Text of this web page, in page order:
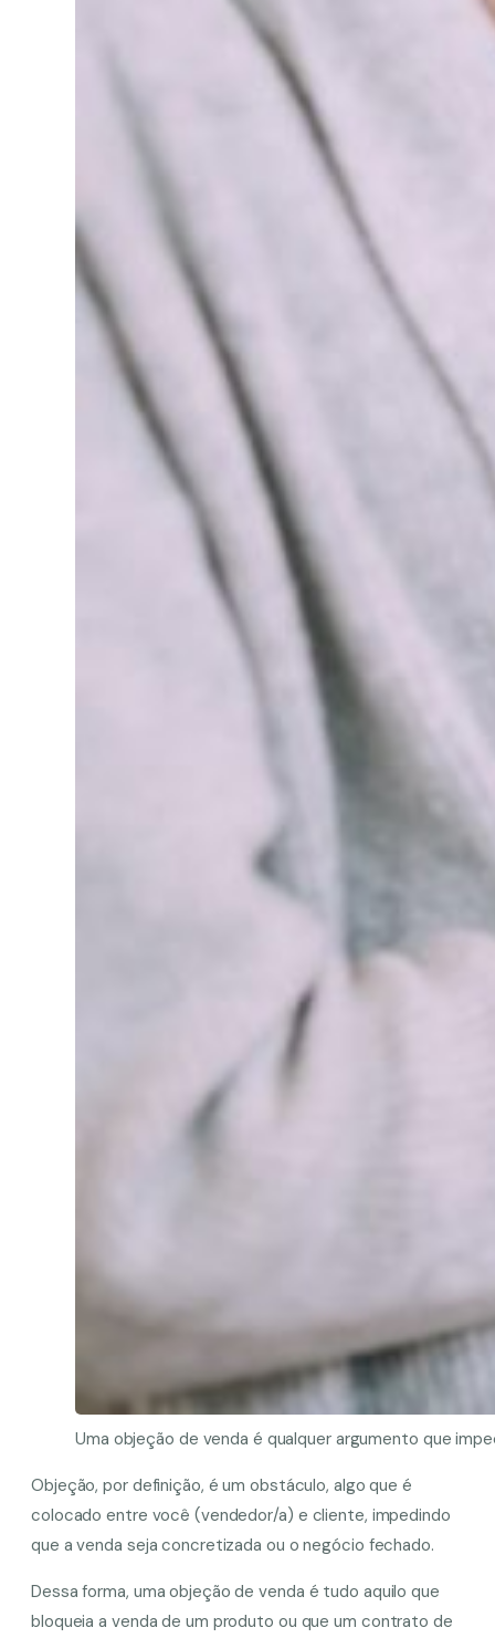
Uma objeção de venda é qualquer argumento que
Objeção, por definição, é um obstáculo, algo que é
colocado entre você (vendedor/a) e cliente, impedindo
que a venda seja concretizada ou o negócio fechado.
Dessa forma, uma objeção de venda é tudo aquilo que
bloqueia a venda de um produto ou que um contrato de